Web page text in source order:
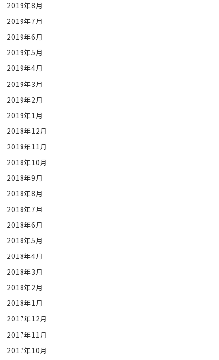
2019年8月
2019年7月
2019年6月
2019年5月
2019年4月
2019年3月
2019年2月
2019年1月
2018年12月
2018年11月
2018年10月
2018年9月
2018年8月
2018年7月
2018年6月
2018年5月
2018年4月
2018年3月
2018年2月
2018年1月
2017年12月
2017年11月
2017年10月